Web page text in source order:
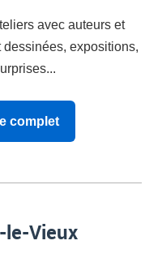
avec auteurs et
expositions,
complet
le-Vieux